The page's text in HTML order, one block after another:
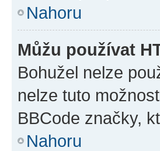
Nahoru
Můžu používat
Bohužel nelze
nelze tuto
BBCode značky,
Nahoru